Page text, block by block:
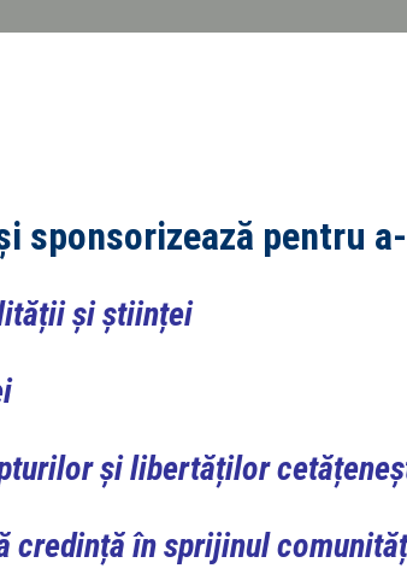
sponsorizează pentru
și științei
și libertăților
credință în sprijinul